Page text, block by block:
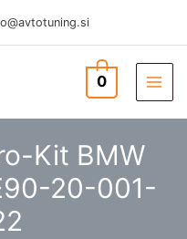
0
Kit BMW
20-001-